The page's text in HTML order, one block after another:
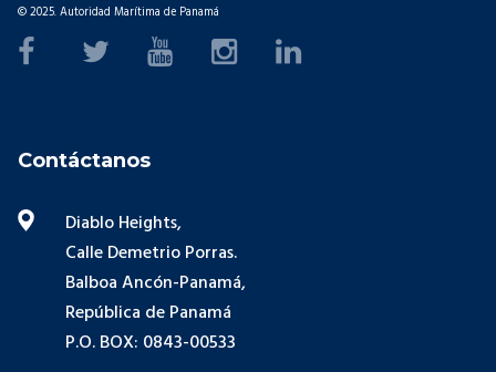
© 2025. Autoridad Marítima de Panamá
Contáctanos
Diablo Heights,
Calle Demetrio Porras.
Balboa Ancón-Panamá,
República de Panamá
P.O. BOX: 0843-00533